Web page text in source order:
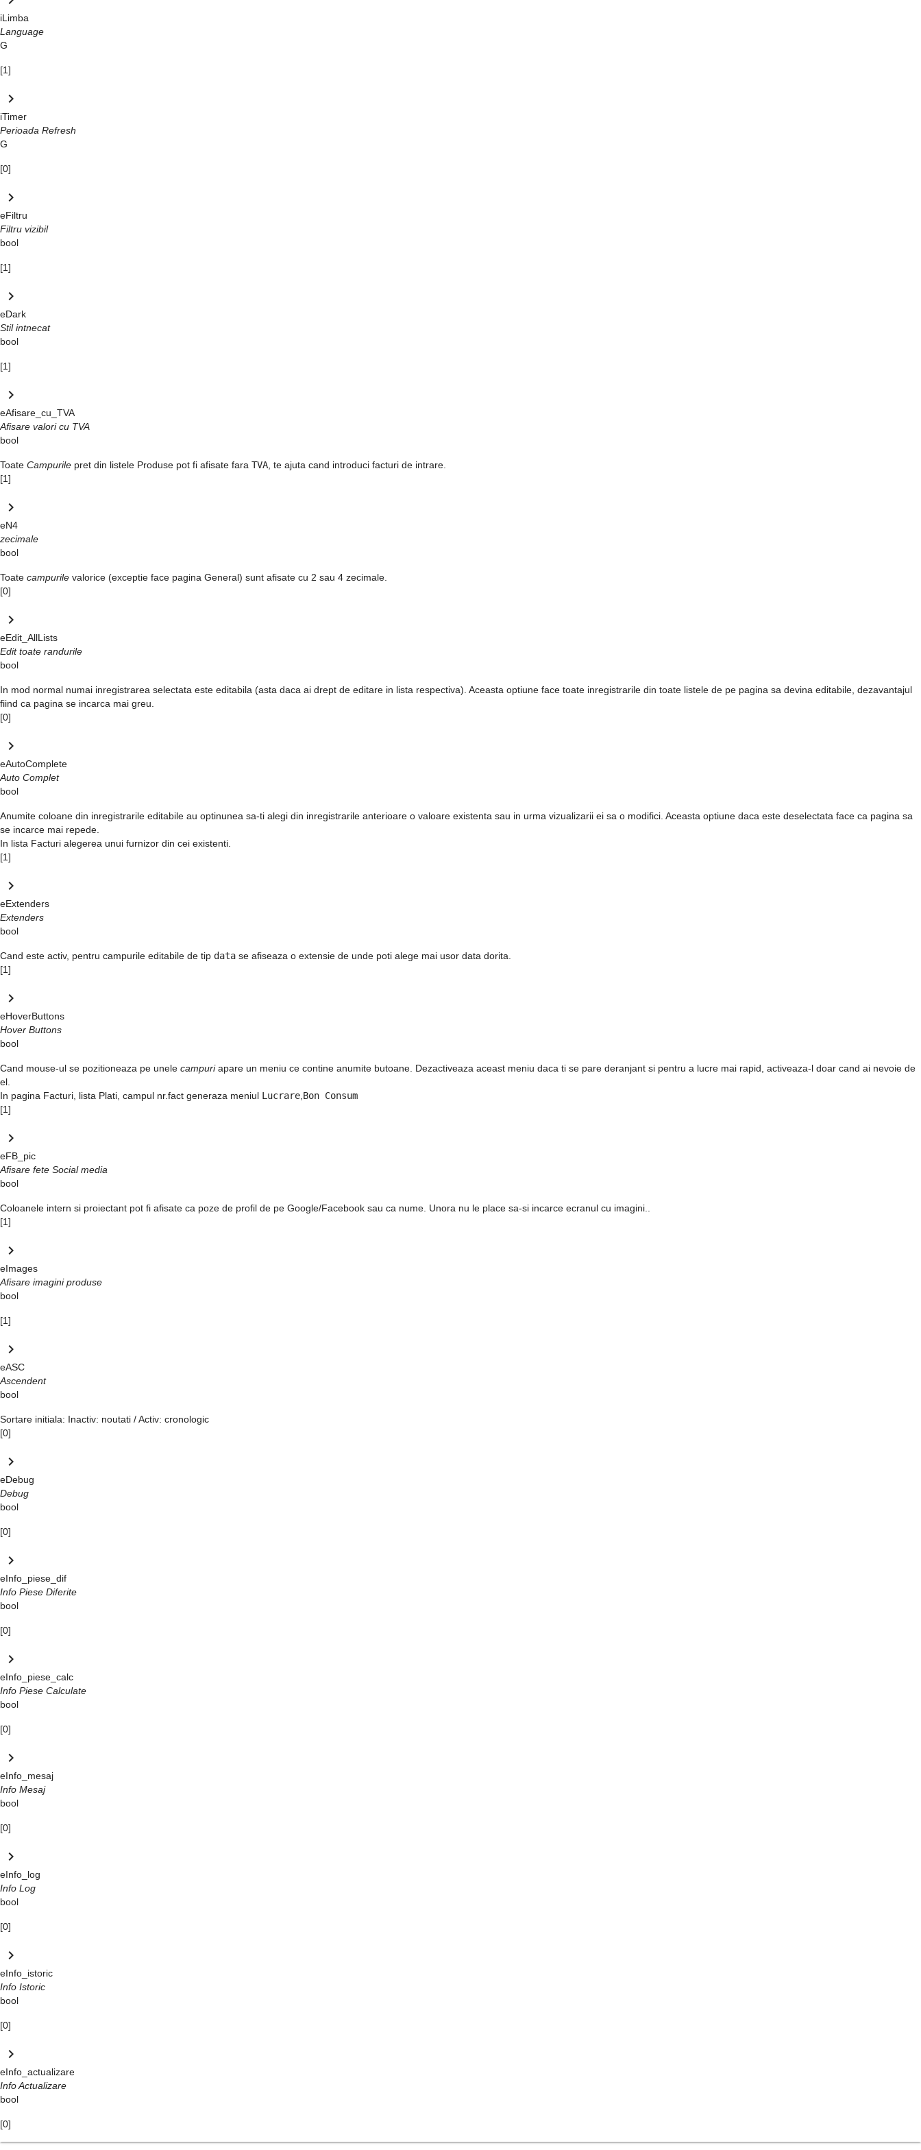
iLimba
Language
G
[1]
keyboard_arrow_right
iTimer
Perioada Refresh
G
[0]
keyboard_arrow_right
eFiltru
Filtru vizibil
bool
[1]
keyboard_arrow_right
eDark
Stil intnecat
bool
[1]
keyboard_arrow_right
eAfisare_cu_TVA
Afisare valori cu TVA
bool
Toate Campurile pret din listele Produse pot fi afisate fara TVA , te ajuta cand introduci facturi de intrare.
[1]
keyboard_arrow_right
eN4
zecimale
bool
Toate campurile valorice (exceptie face pagina General) sunt afisate cu 2 sau 4 zecimale.
[0]
keyboard_arrow_right
eEdit_AllLists
Edit toate randurile
bool
In mod normal numai inregistrarea selectata este editabila (asta daca ai drept de editare in lista respectiva). Aceasta optiune face toate inregistrarile din toate listele de pe pagina sa devina editabile, dezavantajul
fiind ca pagina se incarca mai greu.
[0]
keyboard_arrow_right
eAutoComplete
Auto Complet
bool
Anumite coloane din inregistrarile editabile au optinunea sa-ti alegi din inregistrarile anterioare o valoare existenta sau in urma vizualizarii ei sa o modifici. Aceasta optiune daca este deselectata face ca pagina sa
se incarce mai repede.
In lista Facturi alegerea unui furnizor din cei existenti.
[1]
keyboard_arrow_right
eExtenders
Extenders
bool
Cand este activ, pentru campurile editabile de tip data se afiseaza o extensie de unde poti alege mai usor data dorita.
[1]
keyboard_arrow_right
eHoverButtons
Hover Buttons
bool
Cand mouse-ul se pozitioneaza pe unele campuriapare un meniu ce contine anumite butoane. Dezactiveaza aceast meniu daca ti se pare deranjant si pentru a lucre mai rapid, activeaza-l doar cand ai nevoie de
el.
In pagina Facturi , lista Plati , campul nr.fact generaza meniul Lucrare Bon Consum
[1]
keyboard_arrow_right
eFB_pic
Afisare fete Social media
bool
Coloanele intern si proiectant pot fi afisate ca poze de profil de pe Google/Facebook sau ca nume. Unora nu le place sa-si incarce ecranul cu imagini..
[1]
keyboard_arrow_right
eImages
Afisare imagini produse
bool
[1]
keyboard_arrow_right
eASC
Ascendent
bool
Sortare initiala: Inactiv: noutati / Activ: cronologic
[0]
keyboard_arrow_right
eDebug
Debug
bool
[0]
keyboard_arrow_right
eInfo_piese_dif
Info Piese Diferite
bool
[0]
keyboard_arrow_right
eInfo_piese_calc
Info Piese Calculate
bool
[0]
keyboard_arrow_right
eInfo_mesaj
Info Mesaj
bool
[0]
keyboard_arrow_right
eInfo_log
Info Log
bool
[0]
keyboard_arrow_right
eInfo_istoric
Info Istoric
bool
[0]
keyboard_arrow_right
eInfo_actualizare
Info Actualizare
bool
[0]